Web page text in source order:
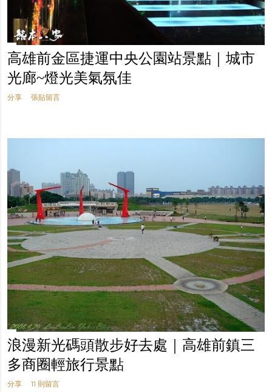
高雄前金區捷運中央公園站景點｜城市
光廊~燈光美氣氛佳
分享 張貼留言
浪漫新光碼頭散步好去處｜高雄前鎮三
多商圈輕旅行景點
分享 11 則留言